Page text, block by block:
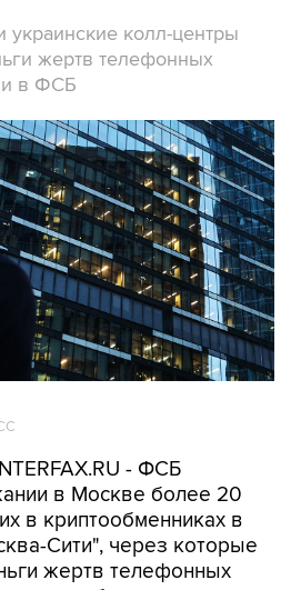
в ФСБ
- ФСБ
в криптообменниках в
Сити", через которые
жертв телефонных
работа девяти